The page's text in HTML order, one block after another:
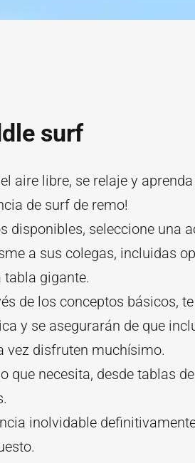
surf
aire libre, se relaje y
de surf de remo!
disponibles, seleccione una
a sus colegas, incluidas
gigante.
de los conceptos básicos, te
y se asegurarán de que
vez disfruten muchísimo.
que necesita, desde tablas
inolvidable